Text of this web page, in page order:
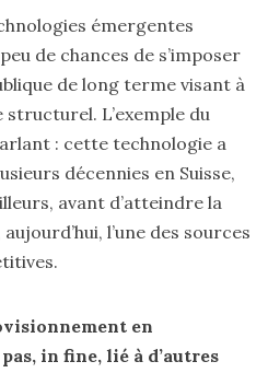
émergentes
de chances de s’imposer
de long terme visant à
L’exemple du
: cette technologie a
décennies en Suisse,
avant d’atteindre la
l’une des sources
en
in fine, lié à d’autres